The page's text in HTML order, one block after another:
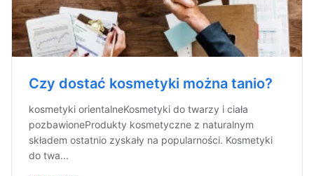
Czy dostać kosmetyki można tanio?
kosmetyki orientalneKosmetyki do twarzy i ciała
pozbawioneProdukty kosmetyczne z naturalnym
składem ostatnio zyskały na popularności. Kosmetyki
do twa...